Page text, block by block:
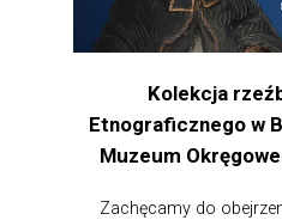
Kolekcja
Etnograficznego w
Muzeum
Zachęcamy do